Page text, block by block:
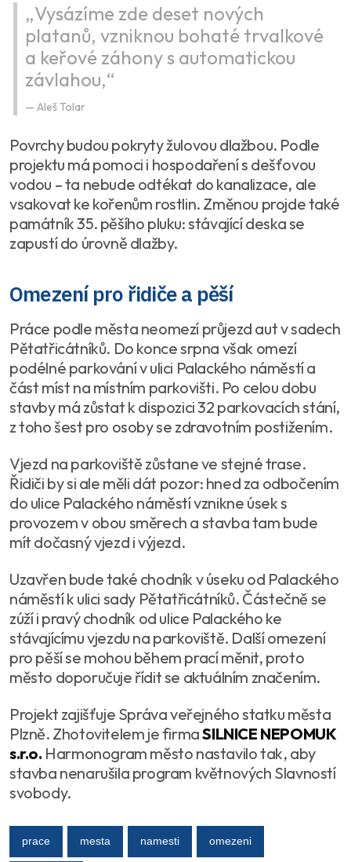
„Vysázíme zde deset nových
platanů, vzniknou bohaté trvalkové
a keřové záhony s automatickou
závlahou,“
Aleš Tolar
Povrchy budou pokryty žulovou dlažbou. Podle
projektu má pomoci i hospodaření s dešťovou
vodou – ta nebude odtékat do kanalizace, ale
vsakovat ke kořenům rostlin. Změnou projde také
památník 35. pěšího pluku: stávající deska se
zapustí do úrovně dlažby.
Omezení pro řidiče a pěší
Práce podle města neomezí průjezd aut v sadech
Pětatřicátníků. Do konce srpna však omezí
podélné parkování v ulici Palackého náměstí a
část míst na místním parkovišti. Po celou dobu
stavby má zůstat k dispozici 32 parkovacích stání,
z toho šest pro osoby se zdravotním postižením.
Vjezd na parkoviště zůstane ve stejné trase.
Řidiči by si ale měli dát pozor: hned za odbočením
do ulice Palackého náměstí vznikne úsek s
provozem v obou směrech a stavba tam bude
mít dočasný vjezd i výjezd.
Uzavřen bude také chodník v úseku od Palackého
náměstí k ulici sady Pětatřicátníků. Částečně se
zúží i pravý chodník od ulice Palackého ke
stávajícímu vjezdu na parkoviště. Další omezení
pro pěší se mohou během prací měnit, proto
město doporučuje řídit se aktuálním značením.
Projekt zajišťuje Správa veřejného statku města
Plzně. Zhotovitelem je firmaSILNICE NEPOMUK
s.r.o. Harmonogram město nastavilo tak, aby
stavba nenarušila program květnových Slavností
svobody.
prace mesta namesti omezeni